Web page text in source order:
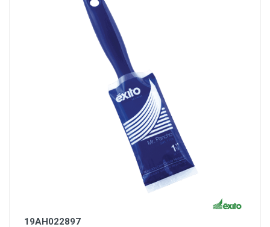
19AH022897